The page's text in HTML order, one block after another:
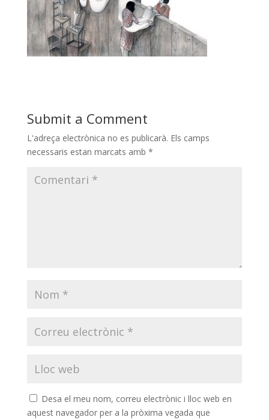
Submit a Comment
L'adreça electrònica no es publicarà. Els camps
necessaris estan marcats amb *
Desa el meu nom, correu electrònic i lloc web en
aquest navegador per a la pròxima vegada que